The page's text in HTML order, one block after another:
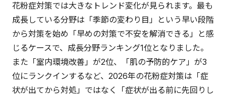
花粉症対策では大きなトレンド変化が見られます。最も
成長している分野は「季節の変わり目」という早い段階
から対策を始め「早めの対策で不安を解消できる」と感
じるケースで、成長分野ランキング1位となりました。
また「室内環境改善」が2位、「肌の予防的ケア」が3
位にランクインするなど、2026年の花粉症対策は「症
状が出てから対処」ではなく「症状が出る前に先回りし